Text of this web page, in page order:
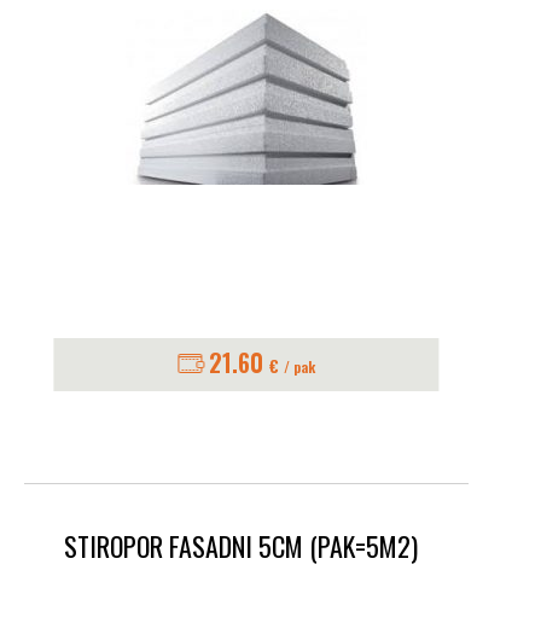
21.60 € / pak
STIROPOR FASADNI 5CM (PAK=5M2)